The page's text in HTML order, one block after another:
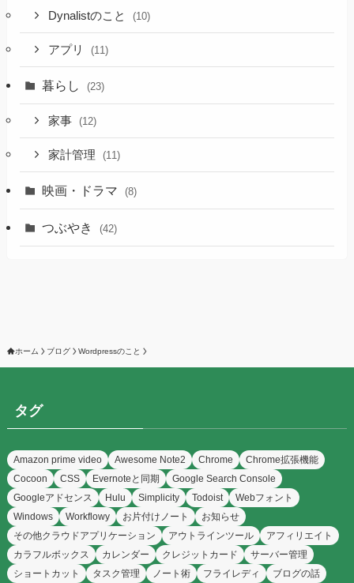
Dynalistのこと (10)
アプリ (11)
暮らし (23)
家事 (12)
家計管理 (11)
映画・ドラマ (8)
つぶやき (42)
ホーム ブログ Wordpressのこと
タグ
Amazon prime video Awesome Note2 Chrome
Chrome拡張機能
Cocoon
CSS Evernoteと同期
Google Search Console
Googleアドセンス
Hulu Simplicity Todoist
Webフォント
Windows
Workflowy お片付けノート
お知らせ
その他クラウドアプリケーション
アウトラインツール
アフィリエイト
カラフルボックス
カレンダー クレジットカード
サーバー管理
ショートカット
タスク管理 ノート術 フライレディ ブログの話